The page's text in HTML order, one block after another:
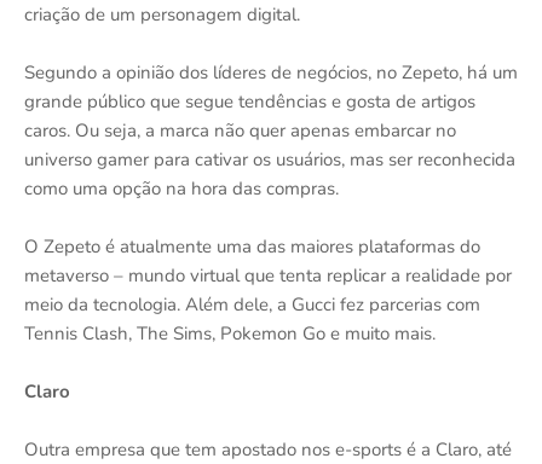
criação de um personagem digital.
Segundo a opinião dos líderes de negócios, no Zepeto, há um
grande público que segue tendências e gosta de artigos
caros. Ou seja, a marca não quer apenas embarcar no
universo gamer para cativar os usuários, mas ser reconhecida
como uma opção na hora das compras.
O Zepeto é atualmente uma das maiores plataformas do
metaverso – mundo virtual que tenta replicar a realidade por
meio da tecnologia. Além dele, a Gucci fez parcerias com
Tennis Clash, The Sims, Pokemon Go e muito mais.
Claro
Outra empresa que tem apostado nos e-sports é a Claro, até